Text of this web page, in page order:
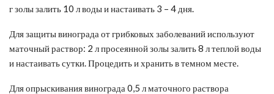
г золы залить 10 л воды и настаивать 3 – 4 дня.
Для защиты винограда от грибковых заболеваний используют
маточный раствор: 2 л просеянной золы залить 8 л теплой воды
и настаивать сутки. Процедить и хранить в темном месте.
Для опрыскивания винограда 0,5 л маточного раствора